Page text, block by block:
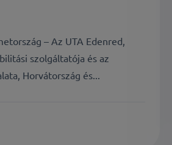
– Az UTA Edenred,
szolgáltatója és az
Horvátország és...